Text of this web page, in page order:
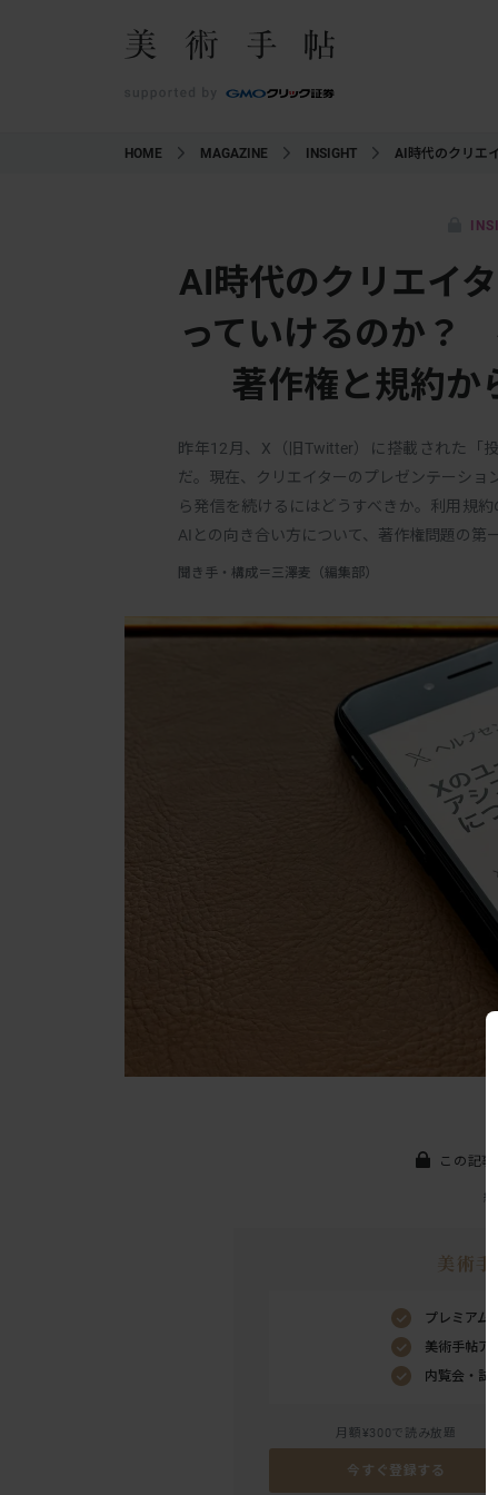
HOME MAGAZINE INSIGHT AI時代のクリエ
AI時代のクリエイ
っていけるのか？
著作権と規約か
昨年12月、X（旧Twitter）に搭載された「
だ。現在、クリエイターのプレゼンテーショ
ら発信を続けるにはどうすべきか。利用規
AIとの向き合い方について、著作権問題の
聞き手・構成＝三澤麦（編集部）
この記
美術
プレミアム
美術手帖ア
内覧会・試
月額¥300で読み放題
今すぐ登録する